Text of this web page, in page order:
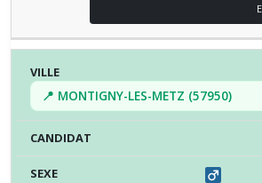
📍 MONTIGNY-LES-METZ (57950)